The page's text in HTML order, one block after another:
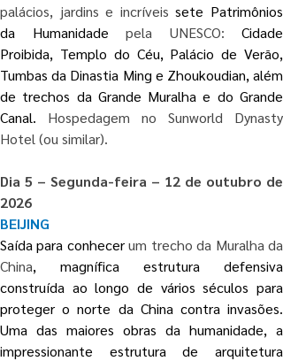
palácios, jardins e incríveis sete Patrimônios
da Humanidade pela UNESCO: Cidade
Proibida, Templo do Céu, Palácio de Verão,
Tumbas da Dinastia Ming e Zhoukoudian, além
de trechos da Grande Muralha e do Grande
Canal. Hospedagem no Sunworld Dynasty
Hotel (ou similar).
Dia 5 – Segunda-feira – 12 de outubro de
2026
BEIJING
Saída para conhecer um trecho da Muralha da
China, magnífica estrutura defensiva
construída ao longo de vários séculos para
proteger o norte da China contra invasões.
Uma das maiores obras da humanidade, a
impressionante estrutura de arquitetura